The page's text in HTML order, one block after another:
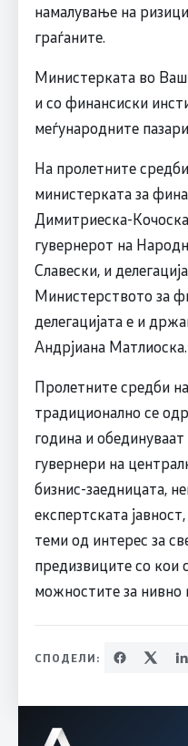
намалување на
граѓаните.
Министерката во
и со финансиски
меѓународните
На пролетните
министерката за
Димитриеска-
гувернерот на
Славески, и
Министерството за
делегацијата е и
Андрјиана Матлиоска.
Пролетните средби
традиционално се
година и
гувернери на
бизнис-заедницата,
експертската
теми од интерес за
предизвиците со кои
можностите за
СПОДЕЛИ: